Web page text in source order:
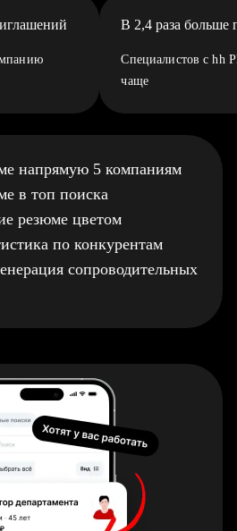
В 2,4 раза больше
Специалистов с hh
чаще
напрямую 5 компаниям
в топ поиска
резюме цветом
по конкурентам
сопроводительных